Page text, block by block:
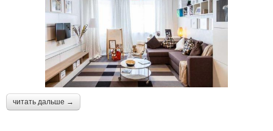
читать дальше →